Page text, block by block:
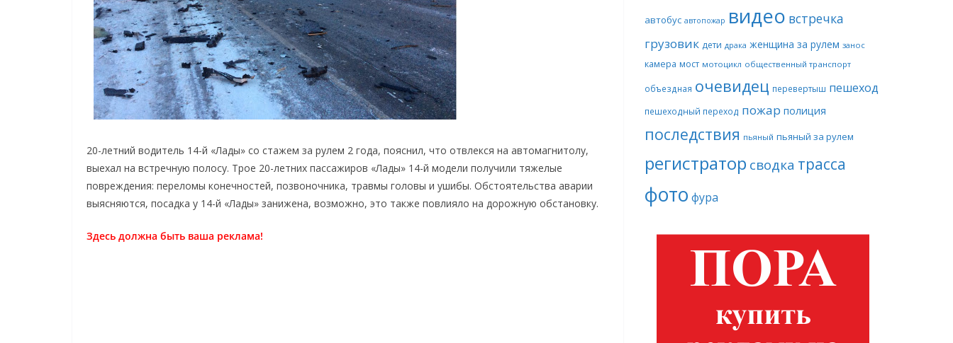
20-летний водитель 14-й «Лады» со стажем за рулем 2 года, пояснил, что отвлекся на автомагнитолу,
выехал на встречную полосу. Трое 20-летних пассажиров «Лады» 14-й модели получили тяжелые
повреждения: переломы конечностей, позвоночника, травмы головы и ушибы. Обстоятельства аварии
выясняются, посадка у 14-й «Лады» занижена, возможно, это также повлияло на дорожную обстановку.
Здесь должна быть ваша реклама!
автобус автопожар видео встречка
грузовик дети драка женщина за рулем занос
камера мост мотоцикл общественный транспорт
объездная очевидец перевертыш пешеход
пешеходный переход пожар полиция
последствия пьяный пьяный за рулем
регистратор сводка трасса
фото фура